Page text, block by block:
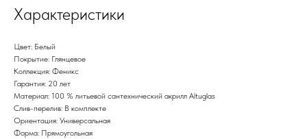
Характеристики
Цвет: Белый
Покрытие: Глянцевое
Коллекция: Феникс
Гарантия: 20 лет
Материал: 100 % литьевой сантехнический акрилл Altuglas
Слив-перелив: В комплекте
Ориентация: Универсальная
Форма: Прямоугольная